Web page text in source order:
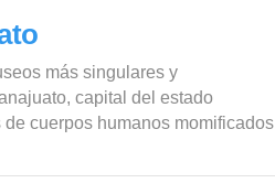
más singulares y
capital del estado
cuerpos humanos momificados